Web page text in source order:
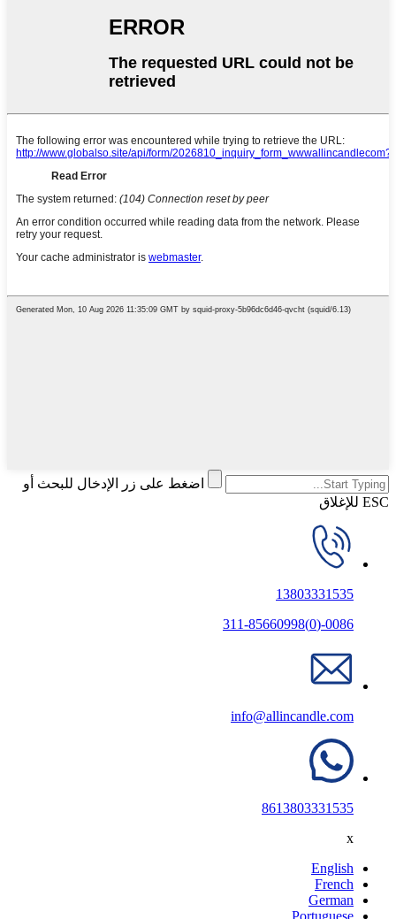
اضغط على زر الإدخال للبحث أو
ESC للإغلاق
13803331535
0086-(0)311-85660998
info@allincandle.com
8613803331535
x
English
French
German
Portuguese